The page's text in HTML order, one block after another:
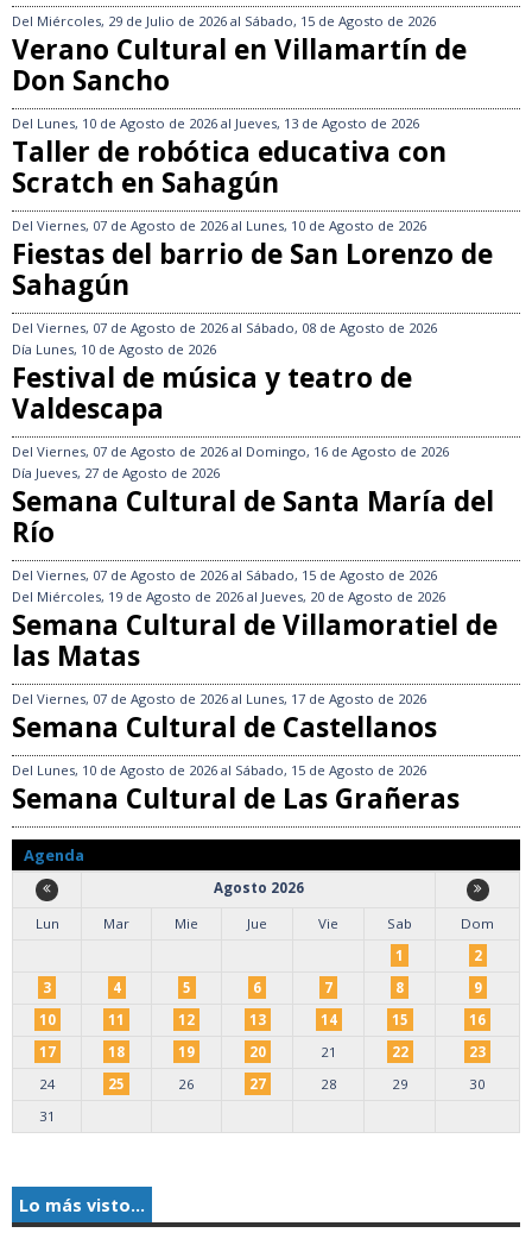
Del Miércoles, 29 de Julio de 2026 al Sábado, 15 de Agosto de 2026
Verano Cultural en Villamartín de
Don Sancho
Del Lunes, 10 de Agosto de 2026 al Jueves, 13 de Agosto de 2026
Taller de robótica educativa con
Scratch en Sahagún
Del Viernes, 07 de Agosto de 2026 al Lunes, 10 de Agosto de 2026
Fiestas del barrio de San Lorenzo de
Sahagún
Del Viernes, 07 de Agosto de 2026 al Sábado, 08 de Agosto de 2026
Día Lunes, 10 de Agosto de 2026
Festival de música y teatro de
Valdescapa
Del Viernes, 07 de Agosto de 2026 al Domingo, 16 de Agosto de 2026
Día Jueves, 27 de Agosto de 2026
Semana Cultural de Santa María del
Río
Del Viernes, 07 de Agosto de 2026 al Sábado, 15 de Agosto de 2026
Del Miércoles, 19 de Agosto de 2026 al Jueves, 20 de Agosto de 2026
Semana Cultural de Villamoratiel de
las Matas
Del Viernes, 07 de Agosto de 2026 al Lunes, 17 de Agosto de 2026
Semana Cultural de Castellanos
Del Lunes, 10 de Agosto de 2026 al Sábado, 15 de Agosto de 2026
Semana Cultural de Las Grañeras
Agenda
Agosto 2026
Lun
Mar Mie Jue Vie Sab
Dom
1
2
3
4 5 6 7 8
9
10
11 12 13 14 15
16
17
18 19 20 21 22
23
24
25 26 27 28 29
30
31
Lo más visto...